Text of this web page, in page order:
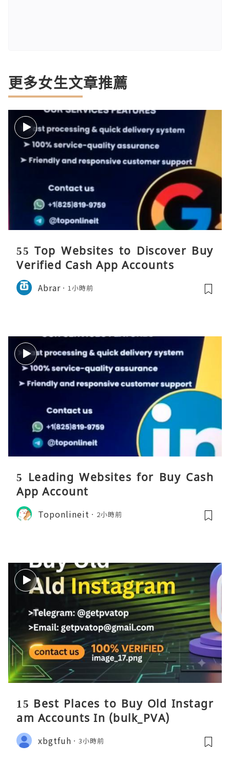
更多女生文章推薦
55 Top Websites to Discover Buy
Verified Cash App Accounts
Abrar 1小時前
5 Leading Websites for Buy Cash
App Account
Toponlineit 2小時前
15 Best Places to Buy Old Instagr
am Accounts In (bulk_PVA)
xbgtfuh 3小時前